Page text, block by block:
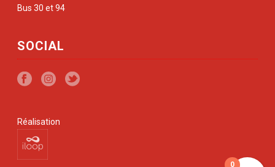
Bus 30 et 94
SOCIAL
Réalisation
0